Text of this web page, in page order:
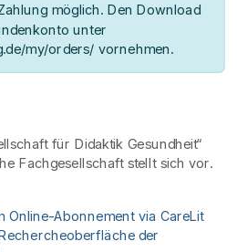
möglich. Den Download
unter
my/orders/ vornehmen.
für Didaktik Gesundheit“
Fachgesellschaft stellt sich vor.
Online-Abonnement via CareLit
der